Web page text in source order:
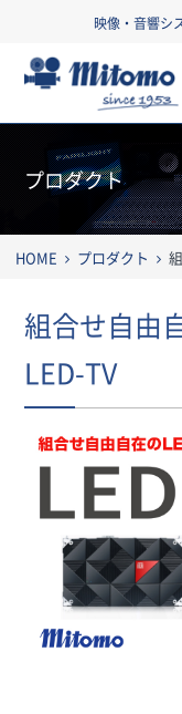
映像・音響シ
プロダクト
HOME プロダクト
組合せ自由
LED-TV